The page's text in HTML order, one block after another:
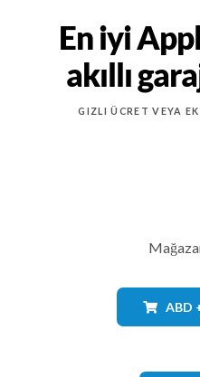
En iyi
akıllı
GIZLI ÜCRET VEYA
ABD